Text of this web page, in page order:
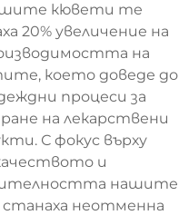
кювети те
20% увеличение на
на
което доведе до
процеси за
на лекарствени
С фокус върху
и
нашите
неотменна